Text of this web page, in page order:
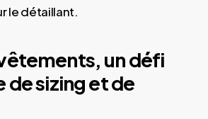
le détaillant.
un défi
de sizing et de